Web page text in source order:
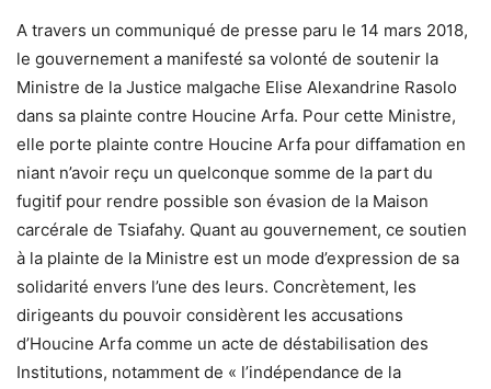
A travers un communiqué de presse paru le 14 mars 2018,
le gouvernement a manifesté sa volonté de soutenir la
Ministre de la Justice malgache Elise Alexandrine Rasolo
dans sa plainte contre Houcine Arfa. Pour cette Ministre,
elle porte plainte contre Houcine Arfa pour diffamation en
niant n’avoir reçu un quelconque somme de la part du
fugitif pour rendre possible son évasion de la Maison
carcérale de Tsiafahy. Quant au gouvernement, ce soutien
à la plainte de la Ministre est un mode d’expression de sa
solidarité envers l’une des leurs. Concrètement, les
dirigeants du pouvoir considèrent les accusations
d’Houcine Arfa comme un acte de déstabilisation des
Institutions, notamment de « l’indépendance de la